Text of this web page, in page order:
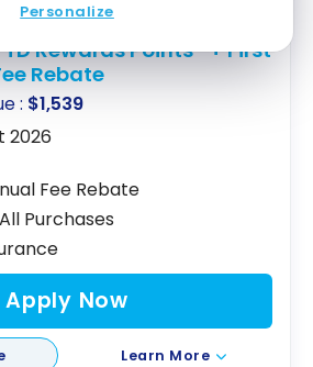
Personalize
Travel®Visa Infinite* Card
Rewards Points + First
Rebate
: $1,539
2026
Fee Rebate
Purchases
Apply Now
Learn More